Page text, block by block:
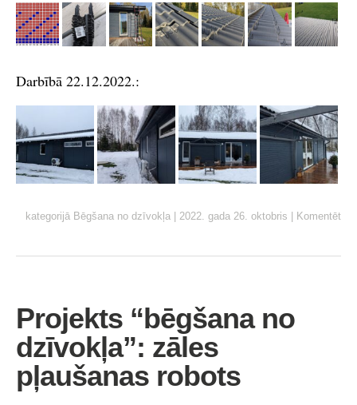
Darbībā 22.12.2022.:
kategorijā Bēgšana no dzīvokļa | 2022. gada 26. oktobris | Komentēt
Projekts “bēgšana no
dzīvokļa”: zāles
pļaušanas robots